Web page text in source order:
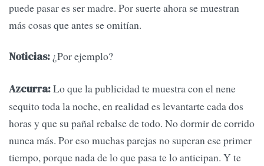
puede pasar es ser madre. Por suerte ahora se muestran
más cosas que antes se omitían.
Noticias: ¿Por ejemplo?
Azcurra:Lo que la publicidad te muestra con el nene
sequito toda la noche, en realidad es levantarte cada dos
horas y que su pañal rebalse de todo. No dormir de corrido
nunca más. Por eso muchas parejas no superan ese primer
tiempo, porque nada de lo que pasa te lo anticipan. Y te